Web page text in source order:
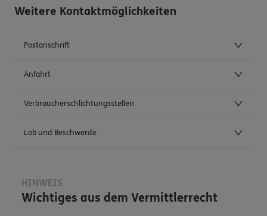
Weitere Kontaktmöglichkeiten
Postanschrift
Anfahrt
Verbraucherschlichtungsstellen
Lob und Beschwerde
HINWEIS
Wichtiges aus dem Vermittlerrecht